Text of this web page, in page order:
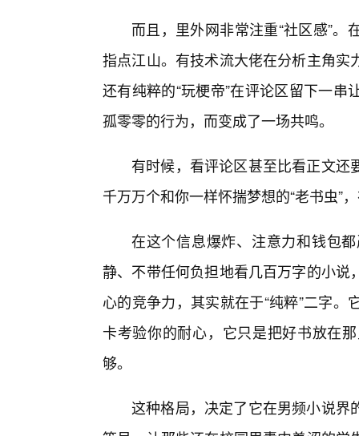
而且，里外网非常注重“社区感”
指点江山。有技术流大佬在分析主角
还有纯粹的“玩梗帝”在评论区留下一
孤零零的行为，而变成了一场共鸣。
有时候，看评论区甚至比看正文
千万万个和你一样怀揣梦想的“老书虫”
在这个信息爆炸、注意力和钱包
静、不带任何负担地看几百万字的小
心的竞争力，其实就在于“纯粹”二字
卡考验你的耐心，它只是把好书放在
够。
这种格局，决定了它在男频小说界